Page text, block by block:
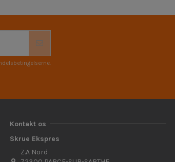
Kontakt os
Skrue Ekspres
Z.A Nord